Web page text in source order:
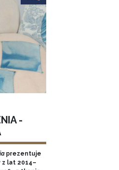
-
prezentuje
z lat 2014–